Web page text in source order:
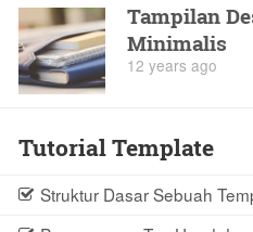
Tampilan
Minimalis
12 years ago
Tutorial Template
Struktur Dasar Sebuah